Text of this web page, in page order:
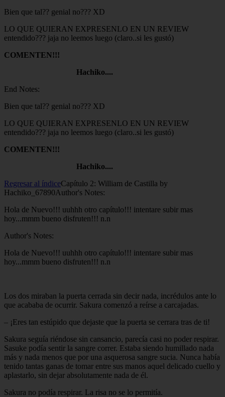
Bien que tal?? genial no??? XD
LO QUE QUIERAN EXPRESENLO EN UN REVIEW
entendido??? jaja no leemos luego (claro..si les gustó)
COMENTEN!!!
Hachiko....
End Notes:
Bien que tal?? genial no??? XD
LO QUE QUIERAN EXPRESENLO EN UN REVIEW
entendido??? jaja no leemos luego (claro..si les gustó)
COMENTEN!!!
Hachiko....
Regresar al índiceCapítulo 2: William de Castilla by
Hachiko_67890Author's Notes:
Hola de Nuevo!!! uuhhh otro capítulo!!! intentare subir mas
hoy...mmm bueno disfruten!!! n.n
Author's Notes:
Hola de Nuevo!!! uuhhh otro capítulo!!! intentare subir mas
hoy...mmm bueno disfruten!!! n.n
Los dos miraban la puerta cerrada sin decir nada, incrédulos ante lo
que acababa de ocurrir. Sakura comenzó a reírse a carcajadas.
– ¡Eres tan estúpido que dejaste que la puerta se cerrara tras de ti!
Sakura seguía riéndose sin cansancio, parecía casi no poder respirar.
Sasuke podía sentir la sangre correr. Estaba siendo humillado nada
más y nada menos que por una asquerosa sangre sucia. Nunca había
tenido tantas ganas de tomar entre sus manos aquel delicado cuello y
aplastarlo, sin dejar absolutamente nada de él.
Sakura no podía respirar. La risa no se lo permitía.